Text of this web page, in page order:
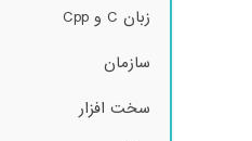
زبان C و Cpp
سازمان
سخت افزار